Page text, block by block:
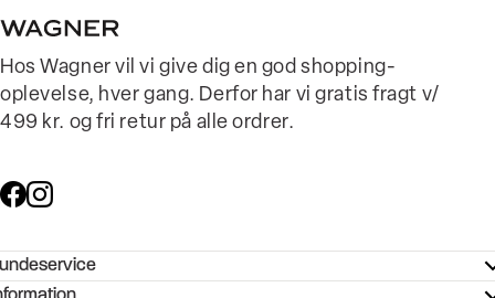
Hos Wagner vil vi give dig en god shopping-
oplevelse, hver gang. Derfor har vi gratis fragt v/
499 kr. og fri retur på alle ordrer.
- Hjælpecenter